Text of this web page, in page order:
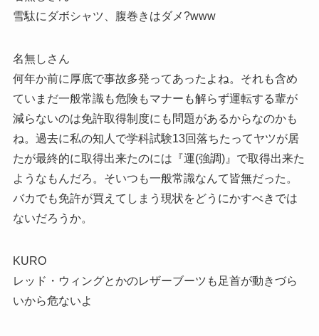
雪駄にダボシャツ、腹巻きはダメ?www
名無しさん
何年か前に厚底で事故多発ってあったよね。それも含め
ていまだ一般常識も危険もマナーも解らず運転する輩が
減らないのは免許取得制度にも問題があるからなのかも
ね。過去に私の知人で学科試験13回落ちたってヤツが居
たが最終的に取得出来たのには『運(強調)』で取得出来た
ようなもんだろ。そいつも一般常識なんて皆無だった。
バカでも免許が買えてしまう現状をどうにかすべきでは
ないだろうか。
KURO
レッド・ウィングとかのレザーブーツも足首が動きづら
いから危ないよ